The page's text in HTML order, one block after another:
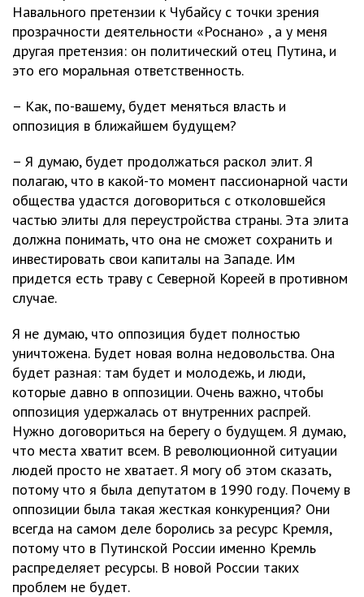
Навального претензии к Чубайсу с точки зрения
прозрачности деятельности «Роснано» , а у меня
другая претензия: он политический отец Путина, и
это его моральная ответственность.
– Как, по-вашему, будет меняться власть и
оппозиция в ближайшем будущем?
– Я думаю, будет продолжаться раскол элит. Я
полагаю, что в какой-то момент пассионарной части
общества удастся договориться с отколовшейся
частью элиты для переустройства страны. Эта элита
должна понимать, что она не сможет сохранить и
инвестировать свои капиталы на Западе. Им
придется есть траву с Северной Кореей в противном
случае.
Я не думаю, что оппозиция будет полностью
уничтожена. Будет новая волна недовольства. Она
будет разная: там будет и молодежь, и люди,
которые давно в оппозиции. Очень важно, чтобы
оппозиция удержалась от внутренних распрей.
Нужно договориться на берегу о будущем. Я думаю,
что места хватит всем. В революционной ситуации
людей просто не хватает. Я могу об этом сказать,
потому что я была депутатом в 1990 году. Почему в
оппозиции была такая жесткая конкуренция? Они
всегда на самом деле боролись за ресурс Кремля,
потому что в Путинской России именно Кремль
распределяет ресурсы. В новой России таких
проблем не будет.